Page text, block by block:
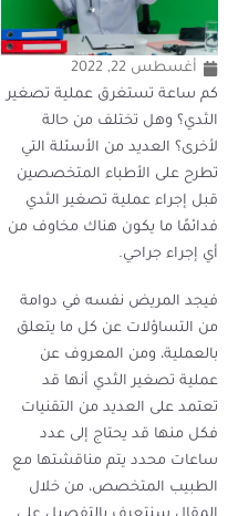
أغسطس 22, 2022
كم ساعة تستغرق عملية تصغير
الثدي؟ وهل تختلف من حالة
لأخرى؟ العديد من الأسئلة التي
تطرح على الأطباء المتخصصين
قبل إجراء عملية تصغير الثدي
فدائمًا ما يكون هناك مخاوف من
أي إجراء جراحي.
فيجد المريض نفسه في دوامة
من التساؤلات عن كل ما يتعلق
بالعملية، ومن المعروف عن
عملية تصغير الثدي أنها قد
تعتمد على العديد من التقنيات
فكل منها قد يحتاج إلى عدد
ساعات محدد يتم مناقشتها مع
الطبيب المتخصص، من خلال